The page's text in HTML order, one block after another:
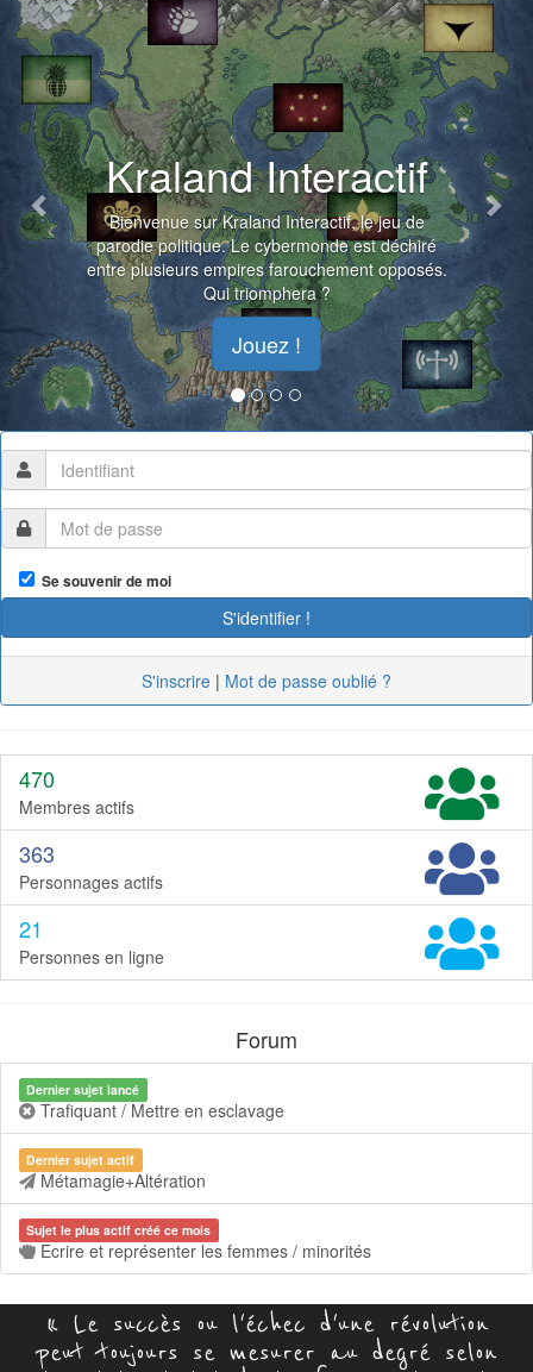
Kraland Interactif
Bienvenue sur Kraland Interactif, le jeu de
parodie politique. Le cybermonde est déchiré
entre plusieurs empires farouchement opposés.
Qui triomphera ?
Jouez !
Se souvenir de moi
S'inscrire | Mot de passe oublié ?
470
Membres actifs
363
Personnages actifs
21
Personnes en ligne
Forum
Dernier sujet lancé
Trafiquant / Mettre en esclavage
Dernier sujet actif
Métamagie+Altération
Sujet le plus actif créé ce mois
Ecrire et représenter les femmes / minorités
« Le succès ou l'échec d'une révolution
peut toujours se mesurer au degré selon